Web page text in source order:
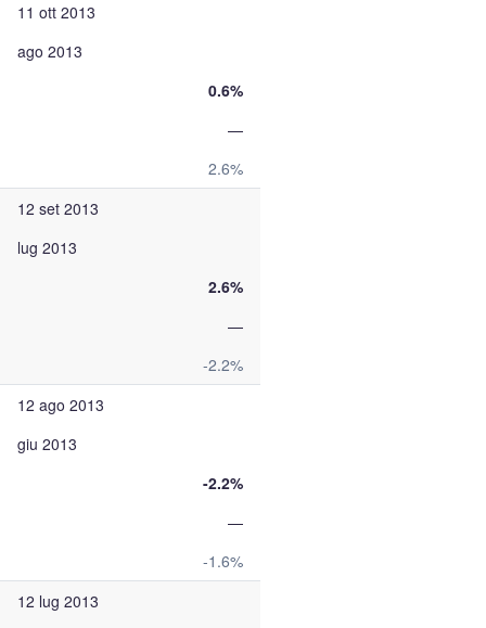
11 ott 2013
ago 2013
0.6%
—
2.6%
12 set 2013
lug 2013
2.6%
—
-2.2%
12 ago 2013
giu 2013
-2.2%
—
-1.6%
12 lug 2013